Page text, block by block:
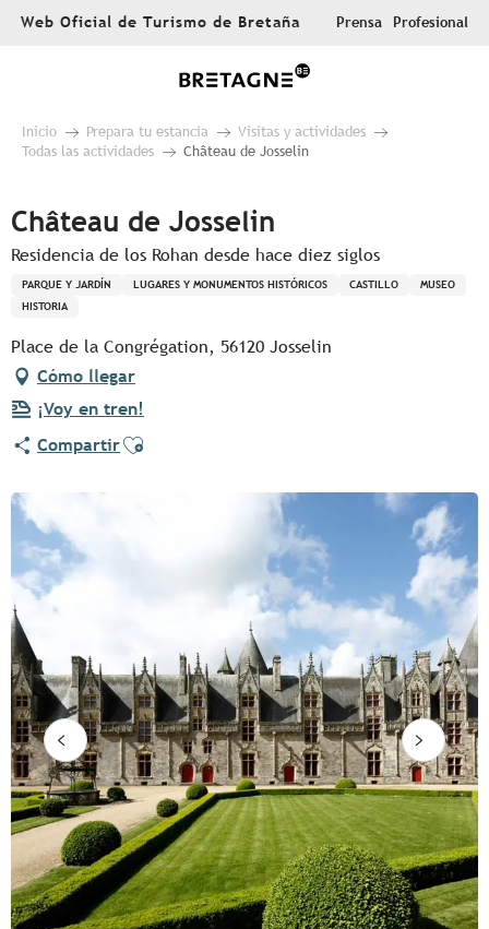
AllerWeb Oficial de Turismo de Bretaña Prensa Profesional
Inicio Prepara tu estancia
Visitas y actividades
Todas las actividades
Château de Josselin
Château de Josselin
Residencia de los Rohan desde hace diez siglos
PARQUE Y JARDÍN LUGARES Y MONUMENTOS HISTÓRICOS CASTILLO
MUSEO
HISTORIA
Place de la Congrégation, 56120 Josselin
Cómo llegar
¡Voy en tren!
CompartirAjouter aux favoris